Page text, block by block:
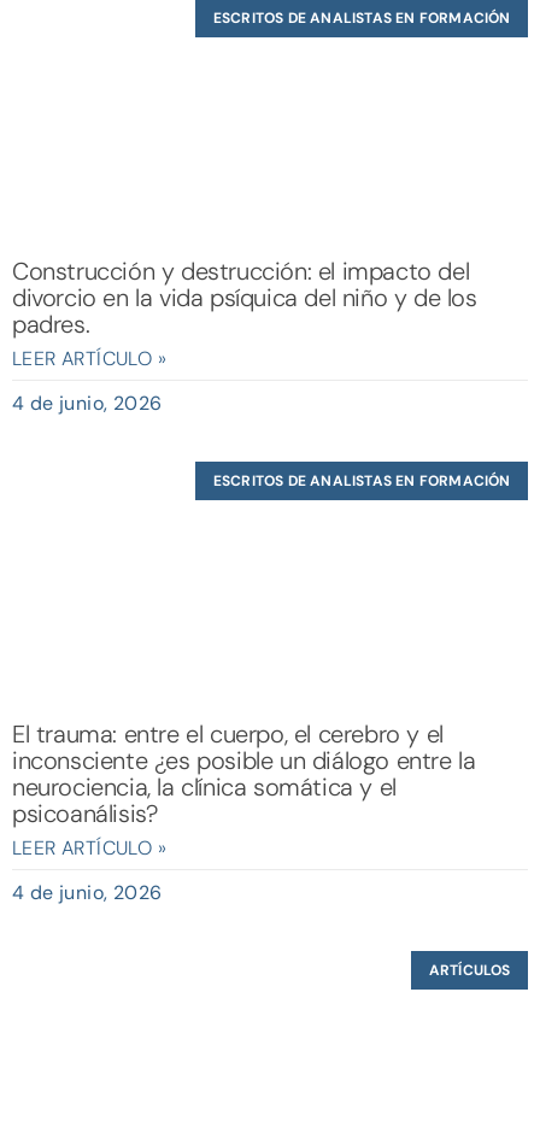
ESCRITOS DE ANALISTAS EN FORMACIÓN
Construcción y destrucción: el impacto del
divorcio en la vida psíquica del niño y de los
padres.
LEER ARTÍCULO »
4 de junio, 2026
ESCRITOS DE ANALISTAS EN FORMACIÓN
El trauma: entre el cuerpo, el cerebro y el
inconsciente ¿es posible un diálogo entre la
neurociencia, la clínica somática y el
psicoanálisis?
LEER ARTÍCULO »
4 de junio, 2026
ARTÍCULOS